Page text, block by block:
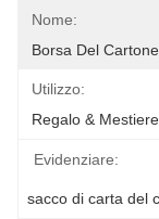
Nome:
Borsa Del Cartone
Utilizzo:
Regalo &
Evidenziare:
sacco di carta del